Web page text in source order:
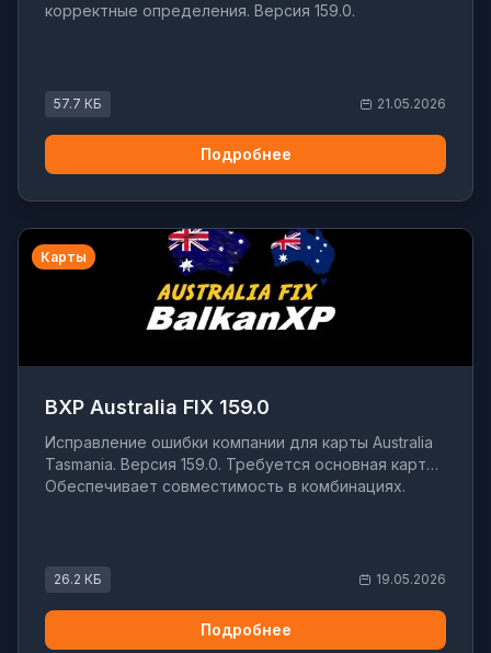
корректные определения. Версия 159.0.
57.7 КБ 21.05.2026
Подробнее
Карты
BXP Australia FIX 159.0
Исправление ошибки компании для карты Australia
Tasmania. Версия 159.0. Требуется основная карта.
Обеспечивает совместимость в комбинациях.
26.2 КБ 19.05.2026
Подробнее